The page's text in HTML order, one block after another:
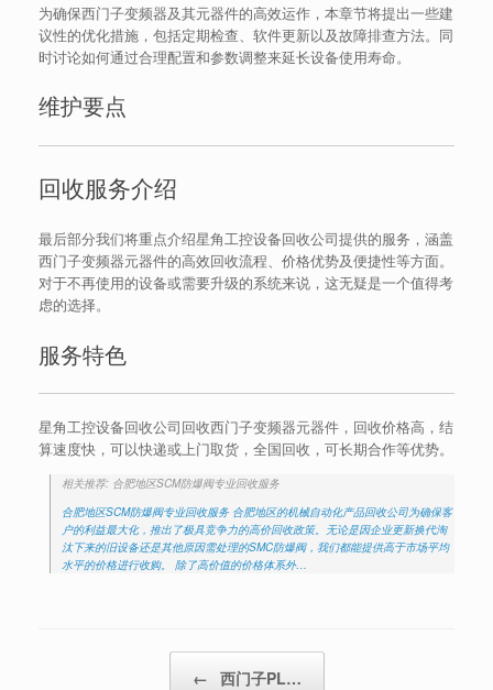
为确保西门子变频器及其元器件的高效运作，本章节将提出一些建
议性的优化措施，包括定期检查、软件更新以及故障排查方法。同
时讨论如何通过合理配置和参数调整来延长设备使用寿命。
维护要点
回收服务介绍
最后部分我们将重点介绍星角工控设备回收公司提供的服务，涵盖
西门子变频器元器件的高效回收流程、价格优势及便捷性等方面。
对于不再使用的设备或需要升级的系统来说，这无疑是一个值得考
虑的选择。
服务特色
星角工控设备回收公司回收西门子变频器元器件，回收价格高，结
算速度快，可以快递或上门取货，全国回收，可长期合作等优势。
相关推荐: 合肥地区SCM防爆阀专业回收服务
合肥地区SCM防爆阀专业回收服务 合肥地区的机械自动化产品回收公司为确保客
户的利益最大化，推出了极具竞争力的高价回收政策。无论是因企业更新换代淘
汰下来的旧设备还是其他原因需处理的SMC防爆阀，我们都能提供高于市场平均
水平的价格进行收购。 除了高价值的价格体系外…
← 西门子PL…